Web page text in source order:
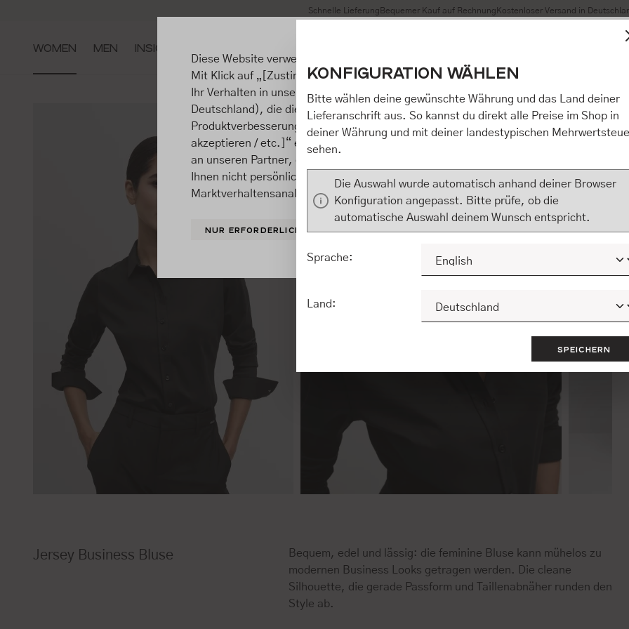
Zur Hauptnavigation springen Schnelle Lieferung Bequemer Kauf auf Rechnung Kostenloser Versand in
WOMEN MEN INSIGHTS
Jersey Business Bluse
Bequem, edel und lässig: die feminine Bluse kann mühelos zu
modernen Business Looks getragen werden. Die cleane
Silhouette, die gerade Passform und Taillenabnäher runden den
Style ab.
Diese Website verwendet Cookies, um eine bestmögliche Erfahrung bieten zu können.
Mit Klick auf „[Zustimmen / Alles akzeptieren / etc.]“ erteilen Sie Ihre Einwilligung
Ihr Verhalten in unserem Shop an unseren Partner, die shopware AG (Ebbinghoff 10,
Deutschland), die diese Daten Ihnen nicht persönlich zuordnen kann, sie aber zu
Produktverbesserungen, Marktverhaltensanalysen) verarbeiten darf. Mit Klick auf
akzeptieren / etc.]“ erteilen Sie Ihre Einwilligung auch in die Weitergabe über Ihr
an unseren Partner, die shopware AG (Ebbinghoff 10, 48624 Schöppingen,
Ihnen nicht persönlich zuordnen kann, sie aber zu eigenen Zwecken (z.B.
Marktverhaltensanalysen) verarbeiten darf.
NUR ERFORDERLICHE KONFIGURIEREN ALLE COOKIES
KONFIGURATION WÄHLEN
Bitte wählen deine gewünschte Währung und das Land deiner
Lieferanschrift aus. So kannst du direkt alle Preise im Shop in
deiner Währung und mit deiner landestypischen
sehen.
Die Auswahl wurde automatisch anhand deiner Browser
Konfiguration angepasst. Bitte prüfe, ob die
automatische Auswahl deinem Wunsch entspricht.
Sprache:
Land:
SPEICHERN